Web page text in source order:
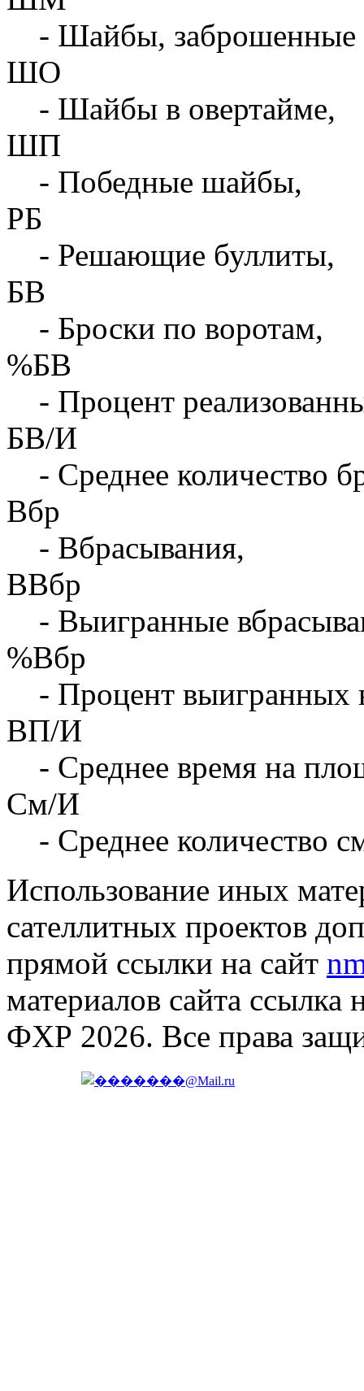
- Шайбы, заброшенные
ШО
- Шайбы в овертайме,
ШП
- Победные шайбы,
РБ
- Решающие буллиты,
БВ
- Броски по воротам,
%БВ
- Процент
БВ/И
- Среднее количество
Вбр
- Вбрасывания,
ВВбр
- Выигранные
%Вбр
- Процент выигранных
ВП/И
- Среднее время на
См/И
- Среднее количество
Использование иных
сателлитных проектов
прямой ссылки на сайт
материалов сайта ссылка
ФХР 2026. Все права